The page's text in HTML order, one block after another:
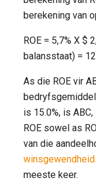
berekening van
ROE = 5,7% X
balansstaat) =
As die ROE vir
is 15.0%, is
ROE sowel as
van die
meeste keer.